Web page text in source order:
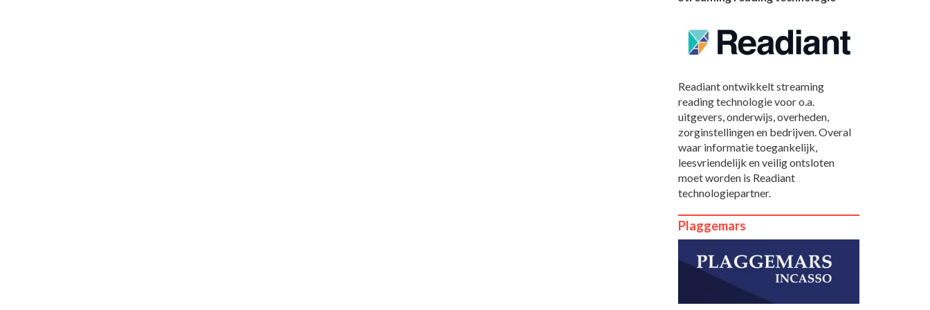
Readiant ontwikkelt streaming
reading technologie voor o.a.
uitgevers, onderwijs, overheden,
zorginstellingen en bedrijven. Overal
waar informatie toegankelijk,
leesvriendelijk en veilig ontsloten
moet worden is Readiant
technologiepartner.
Plaggemars